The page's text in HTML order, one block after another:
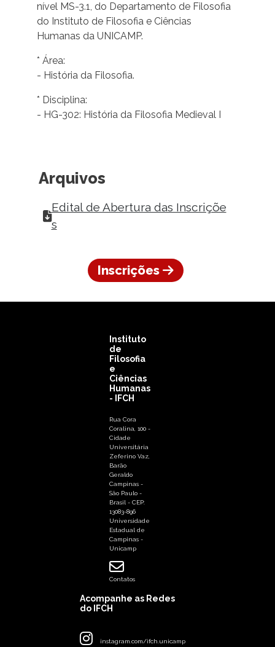
nível MS-3.1, do Departamento de Filosofia
do Instituto de Filosofia e Ciências
Humanas da UNICAMP.
* Área:
- História da Filosofia.
* Disciplina:
- HG-302: História da Filosofia Medieval I
Arquivos
Edital de Abertura das Inscriçõe
s
Inscrições
Instituto
de
Filosofia
e
Ciências
Humanas
- IFCH
Rua Cora
Coralina, 100 -
Cidade
Universitária
Zeferino Vaz,
Barão
Geraldo
Campinas -
São Paulo -
Brasil - CEP:
13083-896
Universidade
Estadual de
Campinas -
Unicamp
Contatos
Acompanhe as Redes
do IFCH
instagram.com/ifch.unicamp